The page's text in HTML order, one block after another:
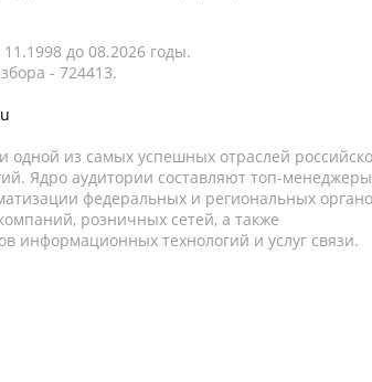
до 08.2026 годы.
- 724413.
одной из самых успешных отраслей
Ядро аудитории составляют топ-
федеральных и региональных
розничных сетей, а также
информационных технологий и услуг связи.